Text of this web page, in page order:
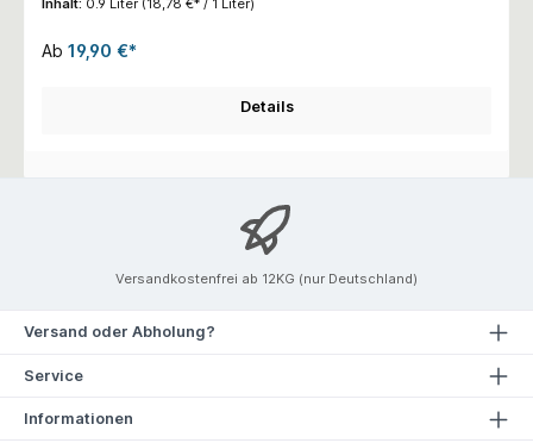
Inhalt: 0.9 Liter (18,78 €* / 1 Liter)
Ab 19,90 €*
Details
Versandkostenfrei ab 12KG (nur Deutschland)
Versand oder Abholung?
Service
Informationen